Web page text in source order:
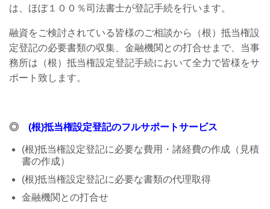
は、ほぼ１００％司法書士が登記手続を行います。
融資をご検討されている皆様のご相談から（根）抵当権設
定登記の必要書類の収集、金融機関との打合せまで、当事
務所は（根）抵当権設定登記手続において全力で皆様をサ
ポート致します。
◎ (根)抵当権設定登記のフルサポートサービス
(根)抵当権設定登記に必要な費用・諸経費の作成（見積
書の作成）
(根)抵当権設定登記に必要な書類の代理取得
金融機関との打合せ